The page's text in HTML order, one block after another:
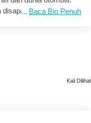
disapa, sudah cukup
sampai dirinya yang
gelombang skutik.
Baca Bio Penuh
Kali Dilihat